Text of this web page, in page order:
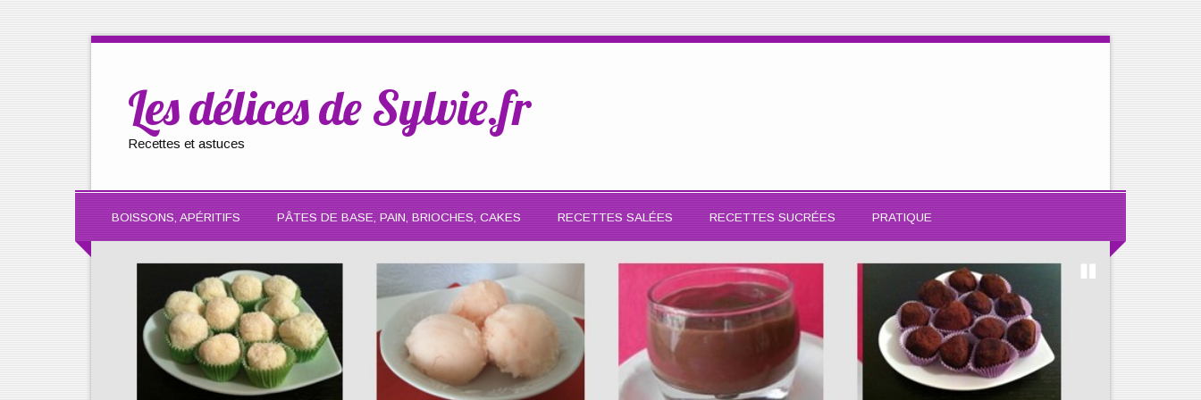
Les délices de Sylvie.fr
Recettes et astuces
BOISSONS, APÉRITIFS PÂTES DE BASE, PAIN, BRIOCHES, CAKES RECETTES SALÉES RECETTES SUCRÉES PRATIQUE